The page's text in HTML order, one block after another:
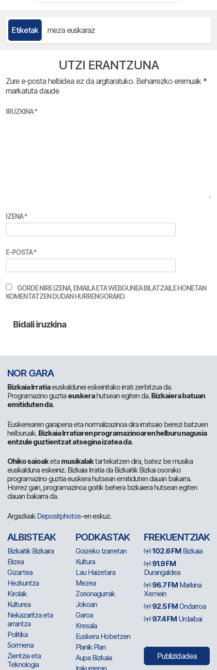
Etiketak meza euskaraz
UTZI ERANTZUNA
Zure e-posta helbidea ez da argitaratuko. Beharrezko eremuak *
markatuta daude
IRUZKINA*
IZENA*
E-POSTA*
GORDE NIRE IZENA, EMAILA ETA WEBGUNEA BILATZAILE HONETAN
KOMENTATZEN DUDAN HURRENGORAKO.
NOR GARA
Bizkaia Irratiaeuskaldunei eskeinitako irrati zerbitzua da.
Programazino guztia euskerahutsean egiten da. Bizkaiera batuan
emitiduten da.
Euskerearen garapena eta normalizazinoa dira irratsaio berezi batzuen
helburuak. Bizkaia Irratiaren programazinoaren helburu nagusia
entzule guztientzat atsegina izatea da.
Ohiko saioaketa musikalaktartekatzen dira, batez be musika
euskalduna eskeiniz. Bizkaia Irratia da Bizkaitik Bizkai osorako
programazino guztia euskera hutsean emitiduten dauan bakarra.
Horrez gain, programazinoa goitik behera bizkaiera hutsean egiten
dauan bakarra da.
ArgazkiakDepositphotos-en eskuz.
ALBISTEAK
Bizkaitik Bizkaira
Elizea
Gizartea
Hezkuntza
Kirolak
Kulturea
Nekazaritza eta
arrantza
Politika
Sormena
Zientzia eta
Teknologia
PODKASTAK
Goizeko Izarretan
Kultura
Lau Haizetara
Mezea
Zorionagurrak
Jokoan
Garoa
Kresala
Euskera Hobetzen
Planik Plan
Aupa Bizkaia
FREKUENTZIAK
102.6 FM Bizkaia
91.9 FM
Durangaldea
96.7 FM Markina
Xemein
92.5 FMOndarroa
97.4 FM Urdaibai
Publizidadea